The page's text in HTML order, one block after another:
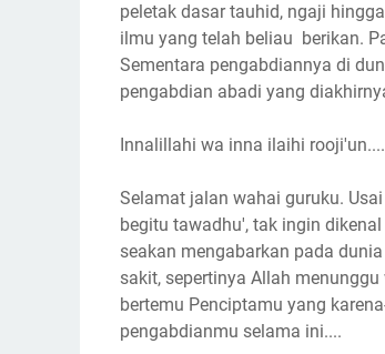
peletak dasar tauhid, ngaji
ilmu yang telah beliau berikan.
Sementara pengabdiannya di
pengabdian abadi yang
Innalillahi wa inna ilaihi
Selamat jalan wahai guruku.
begitu tawadhu', tak ingin
seakan mengabarkan pada
sakit, sepertinya Allah
bertemu Penciptamu yang
pengabdianmu selama ini....